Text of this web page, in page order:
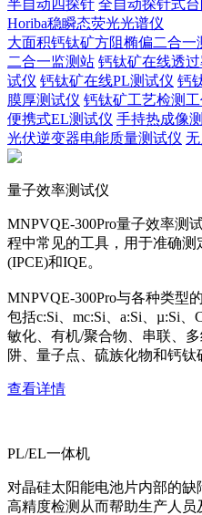
半自动四探针 全自动探针式
Horiba稳瞬态荧光光谱仪
大面积钙钛矿方阻椭偏二合一
二合一监测站 钙钛矿在线透
试仪 钙钛矿在线PL测试仪 钙
膜厚测试仪 钙钛矿工艺检测
便携式EL测试仪 手持热成像
光伏逆变器电能质量测试仪
量子效率测试仪
MNPVQE-300Pro量子效率测
程中常见的工具，用于准确测
(IPCE)和IQE。
MNPVQE-300Pro与各种类型
包括c:Si、mc:Si、a:Si、µ:Si
敏化、有机/聚合物、串联、
阱、量子点、硫族化物和钙钛
查看详情
PL/EL一体机
对晶硅太阳能电池片内部的
高精度检测从而帮助生产人